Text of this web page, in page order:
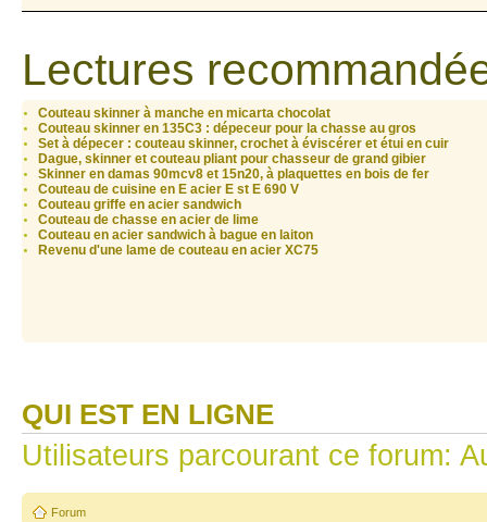
Lectures
Couteau skinner à manche en micarta chocolat
Couteau skinner en 135C3 : dépeceur pour la chasse au gros
Set à dépecer : couteau skinner, crochet à éviscérer et étui en cuir
Dague, skinner et couteau pliant pour chasseur de grand gibier
Skinner en damas 90mcv8 et 15n20, à plaquettes en bois de fer
Couteau de cuisine en E acier E st E 690 V
Couteau griffe en acier sandwich
Couteau de chasse en acier de lime
Couteau en acier sandwich à bague en laiton
Revenu d'une lame de couteau en acier XC75
QUI EST EN LIGNE
Utilisateurs parcourant ce forum:
Forum